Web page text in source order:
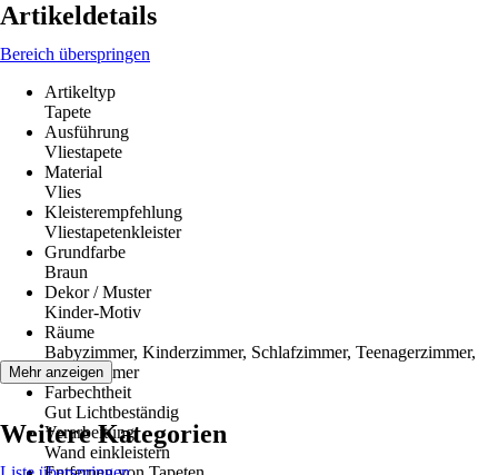
Artikeldetails
Bereich überspringen
Artikeltyp
Tapete
Ausführung
Vliestapete
Material
Vlies
Kleisterempfehlung
Vliestapetenkleister
Grundfarbe
Braun
Dekor / Muster
Kinder-Motiv
Räume
Babyzimmer, Kinderzimmer, Schlafzimmer, Teenagerzimmer,
Wohnzimmer
Farbechtheit
Gut Lichtbeständig
Verarbeitung
Wand einkleistern
Mehr anzeigen
Weitere Kategorien